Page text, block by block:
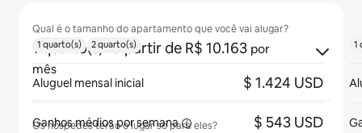
Qual é o tamanho do apartamento que você vai alugar?
1 quarto(s) · a partir de R$ 10.163 por
mês
Os hóspedes terão o lugar só para eles?
1 quarto(s) 2 quarto(s)
Aluguel mensal inicial $ 1.424 USD
Ganhos médiospor semana $ 543 USD
1